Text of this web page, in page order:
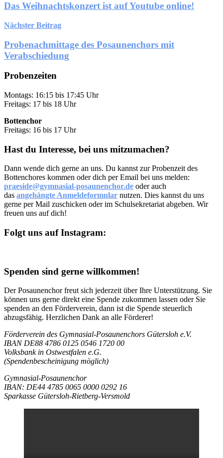
Das Weihnachtskonzert ist auf Youtube online!
Nächster Beitrag
Probenachmittage des Posaunenchors mit
Verabschiedung
Probenzeiten
Montags: 16:15 bis 17:45 Uhr
Freitags: 17 bis 18 Uhr
Bottenchor
Freitags: 16 bis 17 Uhr
Hast du Interesse, bei uns mitzumachen?
Dann wende dich gerne an uns. Du kannst zur Probenzeit des
Bottenchores kommen oder dich per Email bei uns melden:
praeside@gymnasial-posaunenchor.de oder auch
das angehängte Anmeldeformular nutzen. Dies kannst du uns
gerne per Mail zuschicken oder im Schulsekretariat abgeben. Wir
freuen uns auf dich!
Folgt uns auf Instagram:
Spenden sind gerne willkommen!
Der Posaunenchor freut sich jederzeit über Ihre Unterstützung. Sie
können uns gerne direkt eine Spende zukommen lassen oder Sie
spenden an den Förderverein, dann ist die Spende steuerlich
abzugsfähig. Herzlichen Dank an alle Förderer!
Förderverein des Gymnasial-Posaunenchors Gütersloh e.V.
IBAN DE88 4786 0125 0546 1720 00
Volksbank in Ostwestfalen e.G.
(Spendenbescheinigung möglich)
Gymnasial-Posaunenchor
IBAN: DE44 4785 0065 0000 0292 16
Sparkasse Gütersloh-Rietberg-Versmold